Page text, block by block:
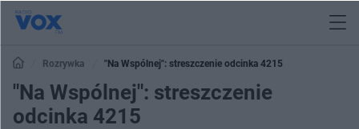
Rozrywka "Na Wspólnej": streszczenie odcinka 4215
"Na Wspólnej": streszczenie
odcinka 4215